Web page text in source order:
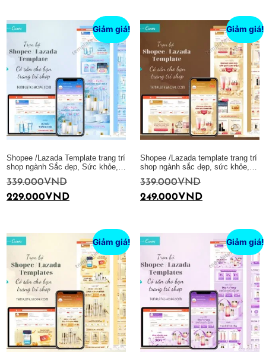
Giảm giá!
Shopee /Lazada Template trang trí
shop ngành Sắc đẹp, Sức khỏe,…
339.000VND
229.000VND
Giảm giá!
Shopee /Lazada template trang trí
shop ngành sắc đẹp, sức khỏe,…
339.000VND
249.000VND
Giảm giá! Giảm giá!